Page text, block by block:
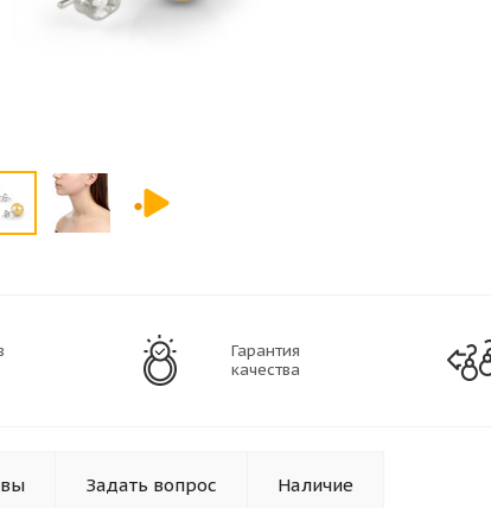
Гарантия
качества
Задать вопрос Наличие